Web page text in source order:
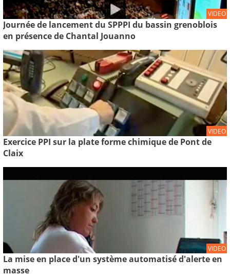
VIDEO
Journée de lancement du SPPPI du bassin grenoblois
en présence de Chantal Jouanno
VIDEO
Exercice PPI sur la plate forme chimique de Pont de
Claix
VIDEO
La mise en place d'un système automatisé d'alerte en
masse